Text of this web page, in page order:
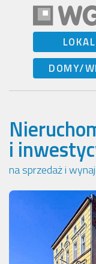
DOMY/
i
na sprzedaż i